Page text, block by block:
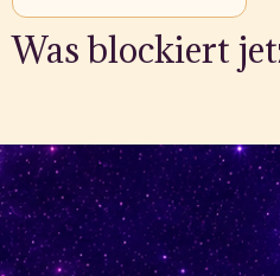
Was blockiert